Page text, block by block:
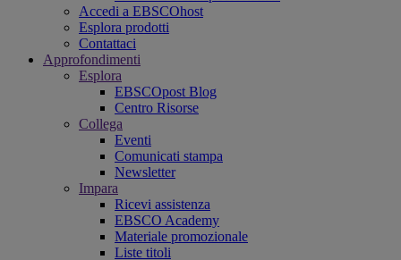
Accedi a EBSCOhost
Esplora prodotti
Contattaci
Approfondimenti
Esplora
EBSCOpost Blog
Centro Risorse
Collega
Eventi
Comunicati stampa
Newsletter
Impara
Ricevi assistenza
EBSCO Academy
Materiale promozionale
Liste titoli